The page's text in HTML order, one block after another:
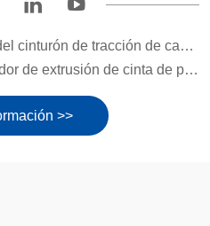
tracción de cable de alambre en la realidad?
de extrusión de cinta de pilar?
>>